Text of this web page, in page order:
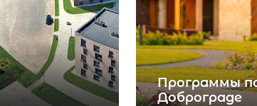
Программы
Доброграде